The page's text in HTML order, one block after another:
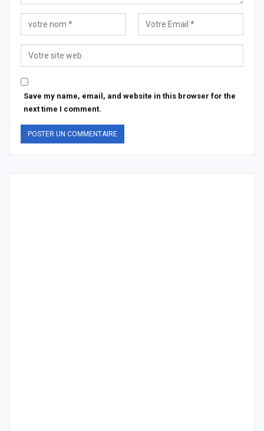
Save my name, email, and website in this browser for the
next time I comment.